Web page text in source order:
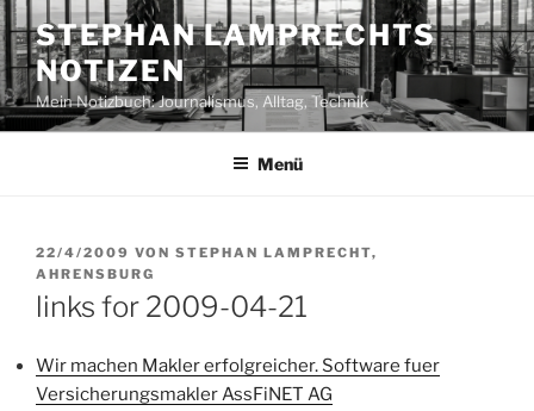
Zum
Inhalt
springen
STEPHAN LAMPRECHTS
NOTIZEN
Mein Notizbuch: Journalismus, Alltag, Technik
Menü
VERÖFFENTLICHT
AM
22/4/2009 VON STEPHAN LAMPRECHT,
AHRENSBURG
links for 2009-04-21
Wir machen Makler erfolgreicher. Software fuer
Versicherungsmakler AssFiNET AG